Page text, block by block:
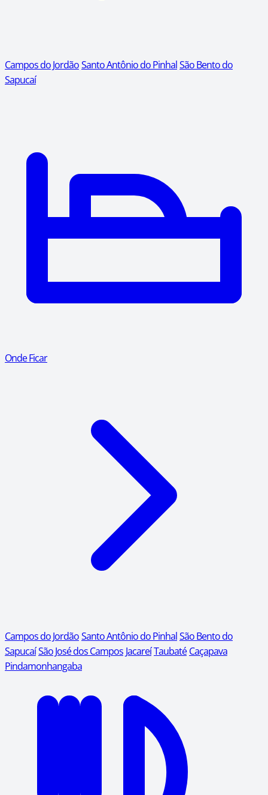
Campos do JordãoSanto Antônio do PinhalSão Bento do
Sapucaí
Onde Ficar
Campos do JordãoSanto Antônio do PinhalSão Bento do
SapucaíSão José dos Campos JacareíTaubaté Caçapava
Pindamonhangaba